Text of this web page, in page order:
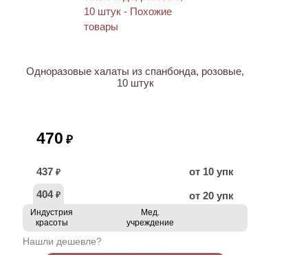
Одноразовые халаты из спанбонда, розовые,
10 штук
470 ₽
437 ₽
от 10 упк
404 ₽ от 20 упк
Индустрия
красоты
Мед.
учреждение
Нашли дешевле?